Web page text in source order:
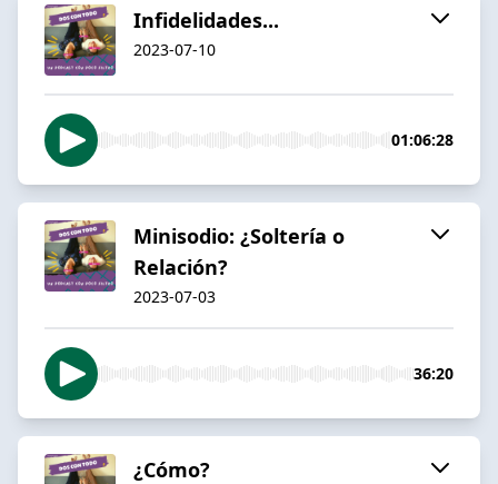
Infidelidades...
2023-07-10
01:06:28
Minisodio: ¿Soltería o
Relación?
2023-07-03
36:20
¿Cómo?